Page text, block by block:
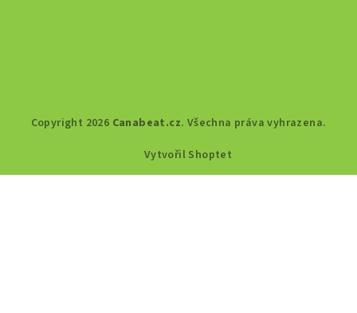
Copyright 2026 Canabeat.cz. Všechna práva vyhrazena.
Vytvořil Shoptet